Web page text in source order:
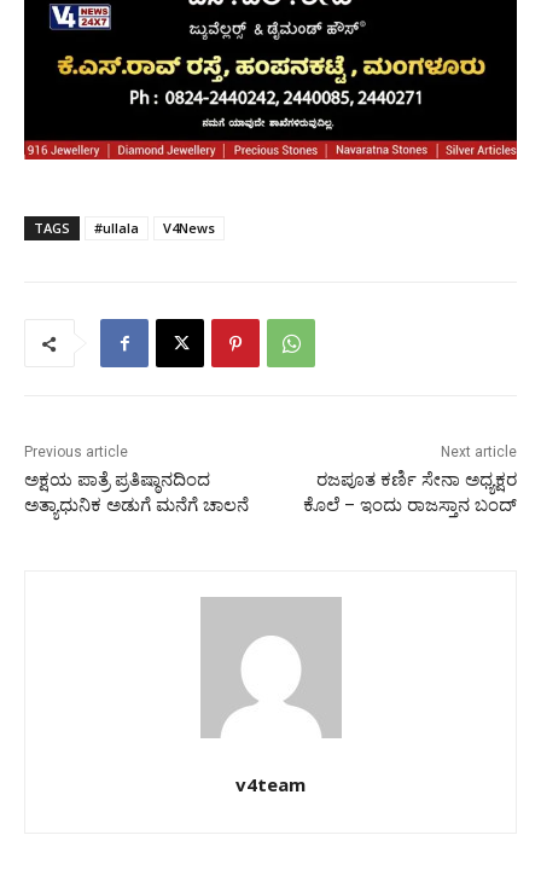
TAGS #ullala V4News
Previous article
ಅಕ್ಷಯ ಪಾತ್ರೆ ಪ್ರತಿಷ್ಠಾನದಿಂದ
ಅತ್ಯಾಧುನಿಕ ಅಡುಗೆ ಮನೆಗೆ ಚಾಲನೆ
Next article
ರಜಪೂತ ಕರ್ಣಿ ಸೇನಾ ಅಧ್ಯಕ್ಷರ
ಕೊಲೆ – ಇಂದು ರಾಜಸ್ತಾನ ಬಂದ್
v4team